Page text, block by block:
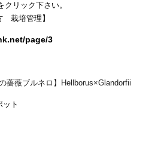
クリック下さい。
栽培管理】
page/3
薔薇ブルネロ】Hellborus×Glandorfii
ット